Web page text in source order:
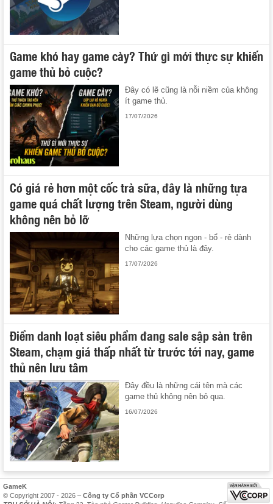
Game khó hay game cày? Thứ gì mới thực sự khiến
game thủ bỏ cuộc?
Đây có lẽ cũng là nỗi niềm của không
ít game thủ.
17/07/2026
Có giá rẻ hơn một cốc trà sữa, đây là những tựa
game quá chất lượng trên Steam, người dùng
không nên bỏ lỡ
Những lựa chọn ngon - bổ - rẻ dành
cho các game thủ là đây.
17/07/2026
Điểm danh loạt siêu phẩm đang sale sập sàn trên
Steam, chạm giá thấp nhất từ trước tới nay, game
thủ nên lưu tâm
Đây đều là những cái tên mà các
game thủ không nên bỏ qua.
16/07/2026
GameK
© Copyright 2007 - 2026 – Công ty Cổ phần VCCorp